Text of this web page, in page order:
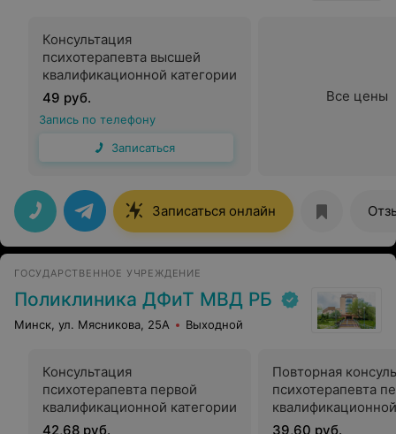
Консультация
психотерапевта высшей
квалификационной категории
49 руб.
Запись по телефону
Записаться
Все цены
Записаться онлайн
ГОСУДАРСТВЕННОЕ УЧРЕЖДЕНИЕ
Поликлиника ДФиТ МВД РБ
Минск, ул. Мясникова, 25А Выходной
Консультация
психотерапевта первой
квалификационной категории
42,68 руб.
Повторная
психотерапевта
39,60 руб.